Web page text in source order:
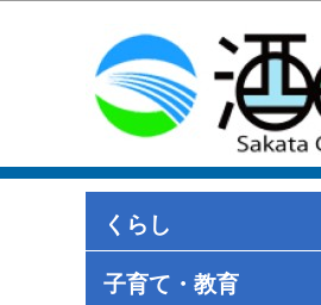
くらし
子育て・教育